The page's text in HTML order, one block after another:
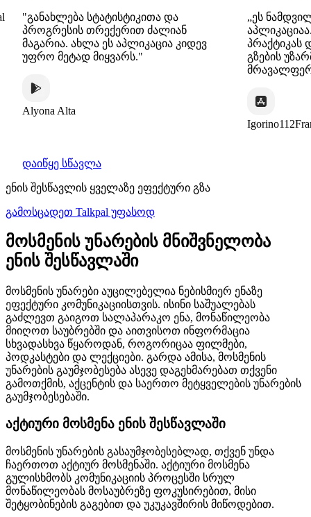
"განახლება სტატისტიკითა და
პროგრესის თრექერით ძალიან
მაგარია. ახლა ეს აპლიკაცია კიდევ
უფრო მეტად მიყვარს."
Alyona Alta
„ეს
პრაქტიკას
გზების
დაიწყე სწავლა
ენის შესწავლის ყველაზე ეფექტური გზა
გამოსცადეთ Talkpal უფასოდ
მოსმენის უნარების მნიშვნელობა
ენის შესწავლაში
მოსმენის უნარები აუცილებელია ნებისმიერ ენაზე
ეფექტური კომუნიკაციისთვის. ისინი საშუალებას
გაძლევთ გაიგოთ სალაპარაკო ენა, მონაწილეობა
მიიღოთ საუბრებში და აითვისოთ ინფორმაცია
სხვადასხვა წყაროდან, როგორიცაა ფილმები,
პოდკასტები და ლექციები. გარდა ამისა, მოსმენის
უნარების გაუმჯობესება ასევე დაგეხმარებათ თქვენი
გამოთქმის, აქცენტის და საერთო მეტყველების უნარების
გაუმჯობესებაში.
აქტიური მოსმენა ენის შესწავლაში
მოსმენის უნარების გასაუმჯობესებლად, თქვენ უნდა
ჩაერთოთ აქტიურ მოსმენაში. აქტიური მოსმენა
გულისხმობს კომუნიკაციის პროცესში სრულ
მონაწილეობას მოსაუბრეზე ფოკუსირებით, მისი
შეტყობინების გაგებით და უკუკავშირის მიწოდებით.